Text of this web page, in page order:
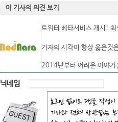
이 기사의 의견 보기
트위터 베타서비스 개시!
기자의 시각이 항상 옳은것
2014년부터 어려운 이야기
닉네임